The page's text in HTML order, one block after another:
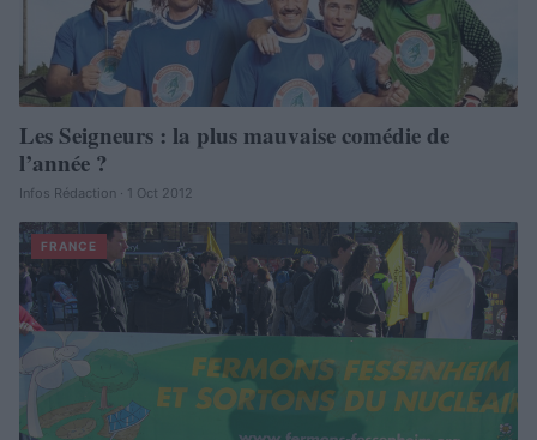
Les Seigneurs : la plus mauvaise comédie de
l’année ?
Infos Rédaction · 1 Oct 2012
FRANCE